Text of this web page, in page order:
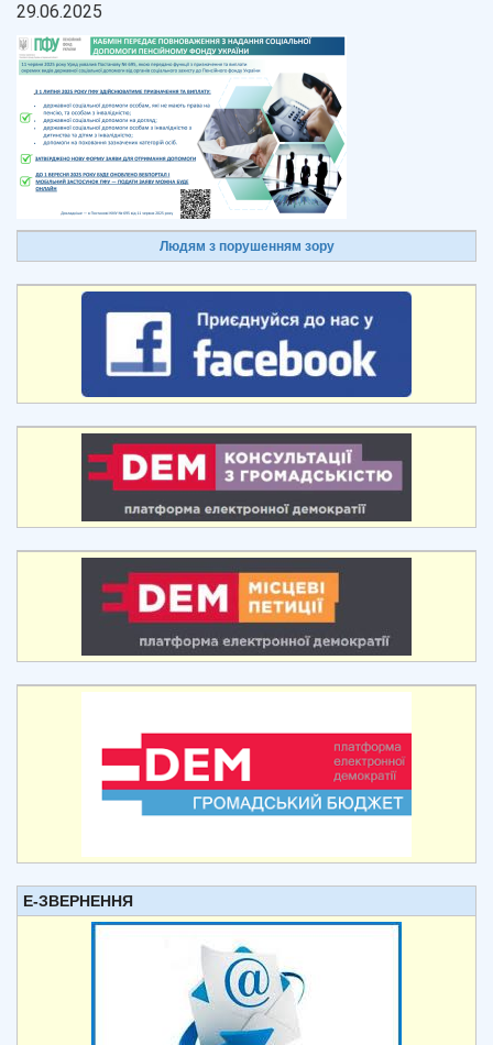
29.06.2025
Людям з порушенням зору
Е-ЗВЕРНЕННЯ